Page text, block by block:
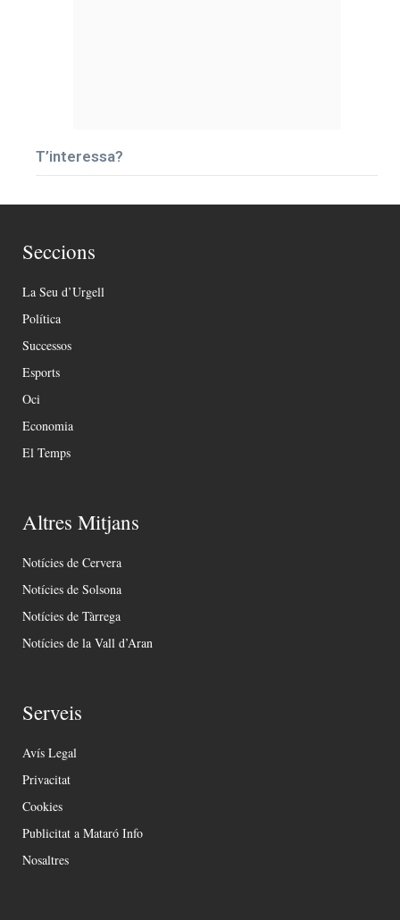
T’interessa?
Seccions
La Seu d’Urgell
Política
Successos
Esports
Oci
Economia
El Temps
Altres Mitjans
Notícies de Cervera
Notícies de Solsona
Notícies de Tàrrega
Notícies de la Vall d’Aran
Serveis
Avís Legal
Privacitat
Cookies
Publicitat a Mataró Info
Nosaltres